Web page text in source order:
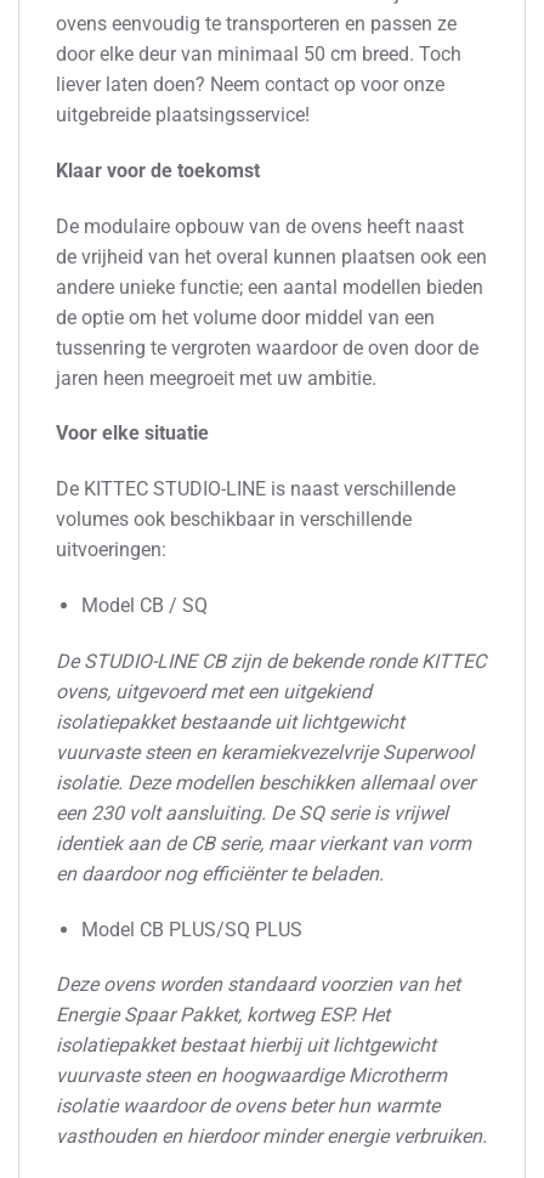
ovens eenvoudig te transporteren en passen ze
door elke deur van minimaal 50 cm breed. Toch
liever laten doen? Neem contact op voor onze
uitgebreide plaatsingsservice!
Klaar voor de toekomst
De modulaire opbouw van de ovens heeft naast
de vrijheid van het overal kunnen plaatsen ook een
andere unieke functie; een aantal modellen bieden
de optie om het volume door middel van een
tussenring te vergroten waardoor de oven door de
jaren heen meegroeit met uw ambitie.
Voor elke situatie
De KITTEC STUDIO-LINE is naast verschillende
volumes ook beschikbaar in verschillende
uitvoeringen:
Model CB / SQ
De STUDIO-LINE CB zijn de bekende ronde KITTEC
ovens, uitgevoerd met een uitgekiend
isolatiepakket bestaande uit lichtgewicht
vuurvaste steen en keramiekvezelvrije Superwool
isolatie. Deze modellen beschikken allemaal over
een 230 volt aansluiting. De SQ serie is vrijwel
identiek aan de CB serie, maar vierkant van vorm
en daardoor nog efficiënter te beladen.
Model CB PLUS/SQ PLUS
Deze ovens worden standaard voorzien van het
Energie Spaar Pakket, kortweg ESP. Het
isolatiepakket bestaat hierbij uit lichtgewicht
vuurvaste steen en hoogwaardige Microtherm
isolatie waardoor de ovens beter hun warmte
vasthouden en hierdoor minder energie verbruiken.